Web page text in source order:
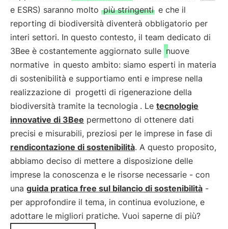
e ESRS) saranno molto più stringenti e che il
reporting di biodiversità diventerà obbligatorio per
interi settori. In questo contesto, il team dedicato di
3Bee è costantemente aggiornato sulle nuove
normative in questo ambito: siamo esperti in materia
di sostenibilità e supportiamo enti e imprese nella
realizzazione di progetti di rigenerazione della
biodiversità tramite la tecnologia . Le tecnologie
innovative di 3Bee permettono di ottenere dati
precisi e misurabili, preziosi per le imprese in fase di
rendicontazione di sostenibilità. A questo proposito,
abbiamo deciso di mettere a disposizione delle
imprese la conoscenza e le risorse necessarie - con
una guida pratica free sul bilancio di sostenibilità -
per approfondire il tema, in continua evoluzione, e
adottare le migliori pratiche. Vuoi saperne di più?